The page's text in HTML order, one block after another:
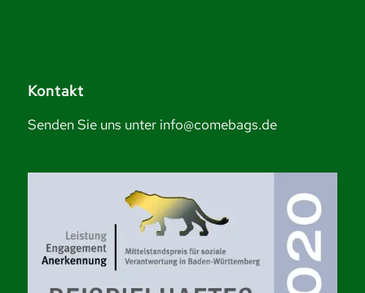
Kontakt
Senden Sie uns unter info@comebags.de